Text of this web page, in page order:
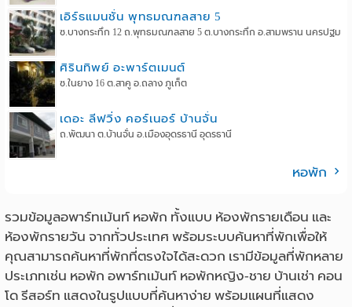
เอิร์ธแมนชั่น พุทธมณฑลสาย 5
ซ.บางกระทึก 12 ถ.พุทธมณฑลสาย 5 ต.บางกระทึก อ.สามพราน นครปฐม
ศิรินทิพย์ อะพาร์ตเมนต์
ซ.ในยาง 16 ต.สาคู อ.ถลาง ภูเก็ต
เดอะ ลีฟวิ่ง คอร์เนอร์ บ้านจั่น
ถ.พัฒนา ต.บ้านจั่น อ.เมืองอุดรธานี อุดรธานี
หอพัก
รวมข้อมูลอพาร์ทเม้นท์ หอพัก ทั้งแบบ ห้องพักรายเดือน และ
ห้องพักรายวัน จากทั่วประเทศ พร้อมระบบค้นหาที่พักเพื่อให้
คุณสามารถค้นหาที่พักที่ตรงใจได้สะดวก เรามีข้อมูลที่พักหลาย
ประเภทเช่น หอพัก อพาร์ทเม้นท์ หอพักหญิง-ชาย บ้านเช่า คอน
โด รีสอร์ท แสดงในรูปแบบที่ค้นหาง่าย พร้อมแผนที่แสดง